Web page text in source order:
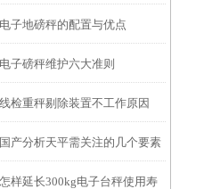
子地磅秤的配置与优点
子磅秤维护六大准则
检重秤剔除装置不工作原因
产分析天平需关注的几个要素
样延长300kg电子台秤使用寿